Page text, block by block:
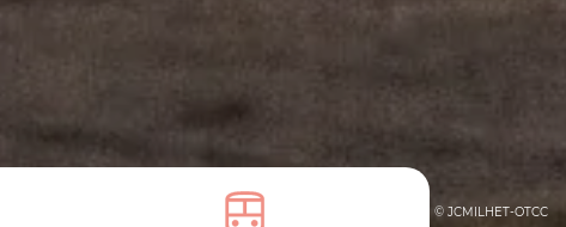
© JCMILHET-OTCC